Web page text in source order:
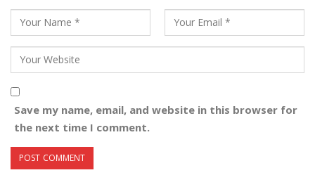
Save my name, email, and website in this browser for
the next time I comment.